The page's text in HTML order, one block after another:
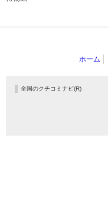
ホーム
全国のクチコミナビ(R)